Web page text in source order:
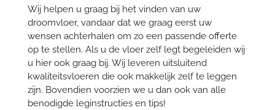
Wij helpen u graag bij het vinden van uw
droomvloer, vandaar dat we graag eerst uw
wensen achterhalen om zo een passende offerte
op te stellen. Als u de vloer zelf legt begeleiden wij
u hier ook graag bij. Wij leveren uitsluitend
kwaliteitsvloeren die ook makkelijk zelf te leggen
zijn. Bovendien voorzien we u dan ook van alle
benodigde leginstructies en tips!